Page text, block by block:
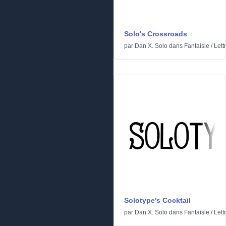
Solo's Crossroads
par Dan X. Solo dans Fantaisie /
Solotype's Cocktail
par Dan X. Solo dans Fantaisie /